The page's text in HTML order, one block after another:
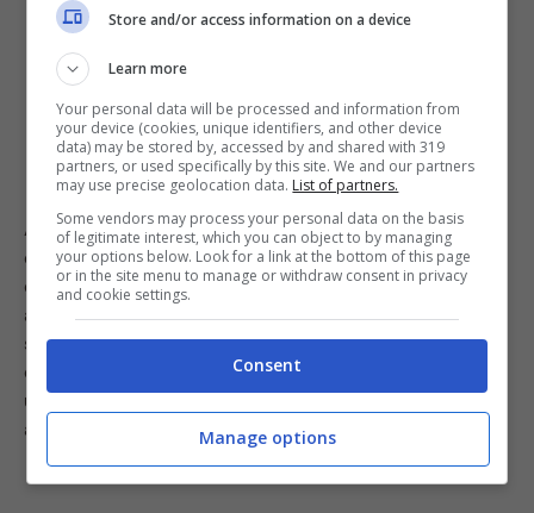
Alcuni preferiscono usarlo per risotti, arancini e vari. Ma
c’è anche chi non vuole cucinare il riso per il cenone
dell’ultimo dell’anno. Ciò non significa dover rinunciare
alla “tradizione portafortuna”. Come fare? Basterà
spargere il riso crudo in tavola, a mo’ di decorazione. In
questo modo, si pensa, la fortuna ci accompagnerà
ugualmente nel nuovo anno. Un’usanza senza dubbio
affascinante che tutti dovremmo provare!
Store and/or access information on a device
Learn more
Your personal data will be processed and information from
your device (cookies, unique identifiers, and other device
data) may be stored by, accessed by and shared with 319
partners, or used specifically by this site. We and our partners
may use precise geolocation data. List of partners.
Some vendors may process your personal data on the basis
of legitimate interest, which you can object to by managing
your options below. Look for a link at the bottom of this page
or in the site menu to manage or withdraw consent in privacy
and cookie settings.
Consent
Manage options